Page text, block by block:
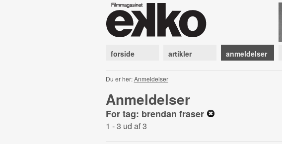
forside artikler anmeldelser
Du er her:Anmeldelser
Anmeldelser
For tag: brendan fraser
1 - 3 ud af 3